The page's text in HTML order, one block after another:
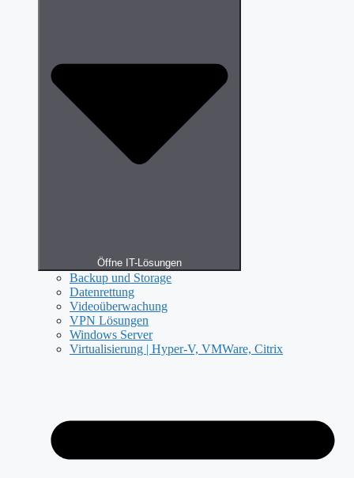
Öffne IT-Lösungen
Backup und Storage
Datenrettung
Videoüberwachung
VPN Lösungen
Windows Server
Virtualisierung | Hyper-V, VMWare, Citrix